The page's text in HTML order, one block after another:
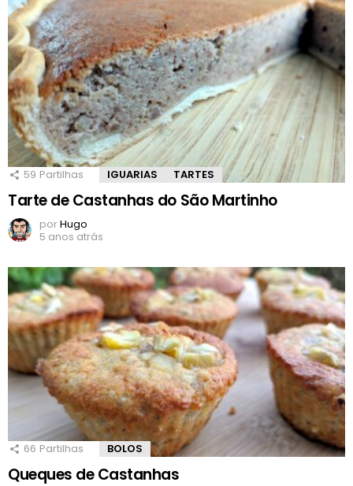
59 Partilhas IGUARIAS TARTES
Tarte de Castanhas do São Martinho
porHugo
5 anos atrás
66 Partilhas BOLOS
Queques de Castanhas